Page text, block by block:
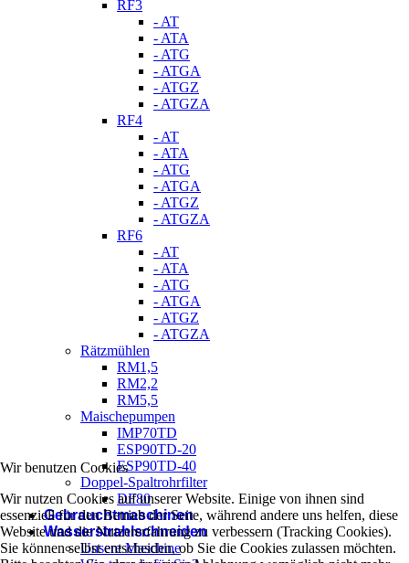
RF3
- AT
- ATA
- ATG
- ATGA
- ATGZ
- ATGZA
RF4
- AT
- ATA
- ATG
- ATGA
- ATGZ
- ATGZA
RF6
- AT
- ATA
- ATG
- ATGA
- ATGZ
- ATGZA
Rätzmühlen
RM1,5
RM2,2
RM5,5
Maischepumpen
IMP70TD
ESP90TD-20
ESP90TD-40
Doppel-Spaltrohrfilter
DF80
Gebrauchtmaschinen
Wasserstrahlschneiden
Unsere Maschine
Wir benutzen Cookies
Wir nutzen Cookies auf unserer Website. Einige von ihnen sind
essenziell für den Betrieb der Seite, während andere uns helfen, diese
Website und die Nutzererfahrung zu verbessern (Tracking Cookies).
Sie können selbst entscheiden, ob Sie die Cookies zulassen möchten.